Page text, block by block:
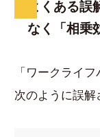
よくある
なく「相乗
「ワークライ
次のように誤解